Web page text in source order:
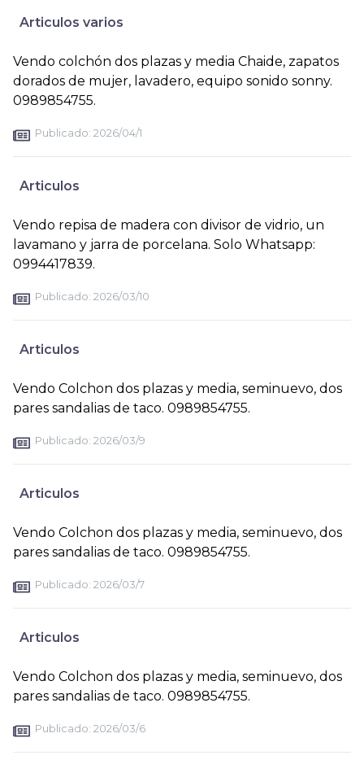
Articulos varios
Vendo colchón dos plazas y media Chaide, zapatos
dorados de mujer, lavadero, equipo sonido sonny.
0989854755.
Publicado: 2026/04/1
Articulos
Vendo repisa de madera con divisor de vidrio, un
lavamano y jarra de porcelana. Solo Whatsapp:
0994417839.
Publicado: 2026/03/10
Articulos
Vendo Colchon dos plazas y media, seminuevo, dos
pares sandalias de taco. 0989854755.
Publicado: 2026/03/9
Articulos
Vendo Colchon dos plazas y media, seminuevo, dos
pares sandalias de taco. 0989854755.
Publicado: 2026/03/7
Articulos
Vendo Colchon dos plazas y media, seminuevo, dos
pares sandalias de taco. 0989854755.
Publicado: 2026/03/6